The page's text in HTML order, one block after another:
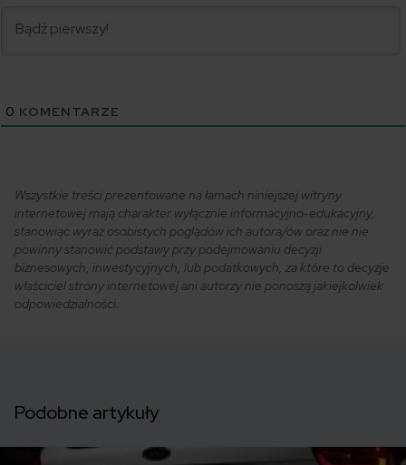
0 KOMENTARZE
Wszystkie treści prezentowane na łamach niniejszej witryny
internetowej mają charakter wyłącznie informacyjno-edukacyjny,
stanowiąc wyraz osobistych poglądów ich autora/ów oraz nie nie
powinny stanowić podstawy przy podejmowaniu decyzji
biznesowych, inwestycyjnych, lub podatkowych, za które to decyzje
właściciel strony internetowej ani autorzy nie ponoszą jakiejkolwiek
odpowiedzialności.
Podobne artykuły